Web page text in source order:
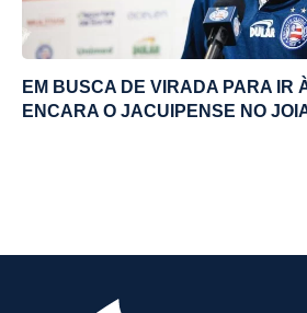
EM BUSCA DE VIRADA PARA IR
ENCARA O JACUIPENSE NO